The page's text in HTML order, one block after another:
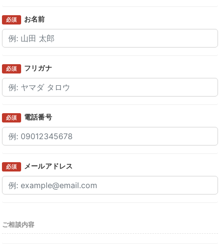
必須 お名前
必須 フリガナ
必須 電話番号
必須 メールアドレス
ご相談内容